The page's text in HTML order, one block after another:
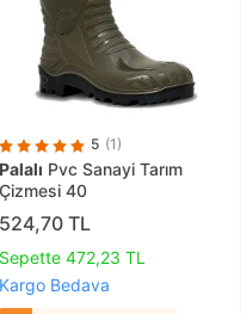
5 (1)
Palalı Pvc Sanayi Tarım
Çizmesi 40
524,70 TL
Sepette 472,23 TL
Kargo Bedava